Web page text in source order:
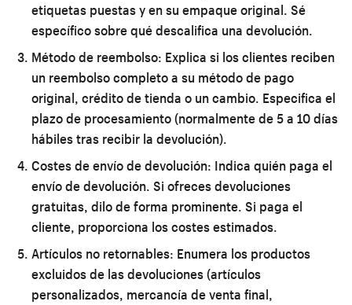
etiquetas puestas y en su empaque original. Sé
específico sobre qué descalifica una devolución.
Método de reembolso: Explica si los clientes reciben
un reembolso completo a su método de pago
original, crédito de tienda o un cambio. Especifica el
plazo de procesamiento (normalmente de 5 a 10 días
hábiles tras recibir la devolución).
Costes de envío de devolución: Indica quién paga el
envío de devolución. Si ofreces devoluciones
gratuitas, dilo de forma prominente. Si paga el
cliente, proporciona los costes estimados.
Artículos no retornables: Enumera los productos
excluidos de las devoluciones (artículos
personalizados, mercancía de venta final,